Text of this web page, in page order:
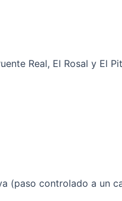
Real, El Rosal y El
(paso controlado a un